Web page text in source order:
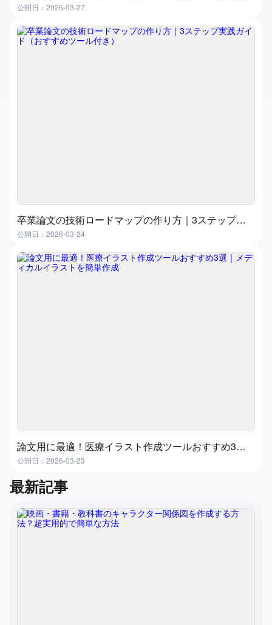
公開日：2026-03-27
卒業論文の技術ロードマップの作り方｜3ステップ実践ガイド（おすすめツール付き）
公開日：2026-03-24
論文用に最適！医療イラスト作成ツールおすすめ3選｜メディカルイラストを簡単作成
公開日：2026-03-23
最新記事